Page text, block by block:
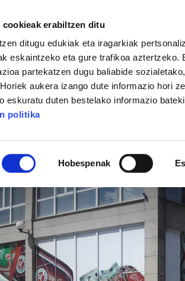
cookieak erabiltzen ditu
ditugu edukiak eta iragarkiak
eskaintzeko eta gure trafikoa aztertzeko.
partekatzen dugu baliabide
aukera izango dute informazio hori
eskuratu duten bestelako informazio
politika
Hobespenak
ARANGIZ FUNDAZIOA